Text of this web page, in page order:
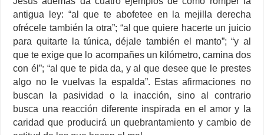
antigua ley: “al que te abofetee en la mejilla derecha
ofrécele también la otra”; “al que quiere hacerte un juicio
para quitarte la túnica, déjale también el manto”; “y al
que te exige que lo acompañes un kilómetro, camina dos
con él”; “al que te pida da, y al que desee que le prestes
algo no le vuelvas la espalda”. Estas afirmaciones no
buscan la pasividad o la inacción, sino al contrario
busca una reacción diferente inspirada en el amor y la
caridad que producirá un quebrantamiento y cambio de